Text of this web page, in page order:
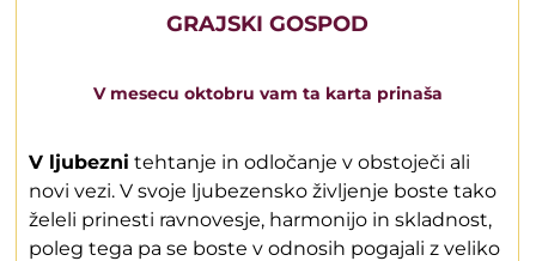
GRAJSKI GOSPOD
V mesecu oktobru vam ta karta prinaša
V ljubezni tehtanje in odločanje v obstoječi ali
novi vezi. V svoje ljubezensko življenje boste tako
želeli prinesti ravnovesje, harmonijo in skladnost,
poleg tega pa se boste v odnosih pogajali z veliko